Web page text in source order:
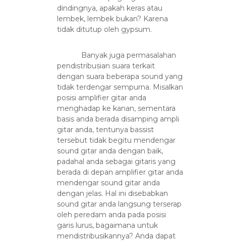
dindingnya, apakah keras atau
lembek, lembek bukan? Karena
tidak ditutup oleh gypsum.
Banyak juga permasalahan
pendistribusian suara terkait
dengan suara beberapa sound yang
tidak terdengar sempurna. Misalkan
posisi amplifier gitar anda
menghadap ke kanan, sementara
basis anda berada disamping ampli
gitar anda, tentunya bassist
tersebut tidak begitu mendengar
sound gitar anda dengan baik,
padahal anda sebagai gitaris yang
berada di depan amplifier gitar anda
mendengar sound gitar anda
dengan jelas. Hal ini disebabkan
sound gitar anda langsung terserap
oleh peredam anda pada posisi
garis lurus, bagaimana untuk
mendistribusikannya? Anda dapat